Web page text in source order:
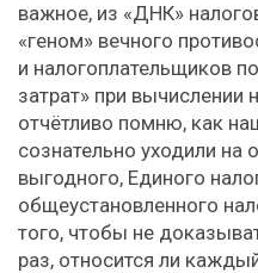
важное, из «ДНК»
«геном» вечного
и налогоплательщиков
затрат» при вычислении
отчётливо помню, как
сознательно уходили на
выгодного, Единого
общеустановленного
того, чтобы не
раз, относится ли